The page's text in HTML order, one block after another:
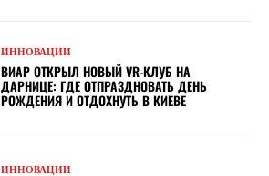
ИННОВАЦИИ
ВИАР ОТКРЫЛ НОВЫЙ VR-КЛУБ НА
ДАРНИЦЕ: ГДЕ ОТПРАЗДНОВАТЬ ДЕНЬ
РОЖДЕНИЯ И ОТДОХНУТЬ В КИЕВЕ
ИННОВАЦИИ